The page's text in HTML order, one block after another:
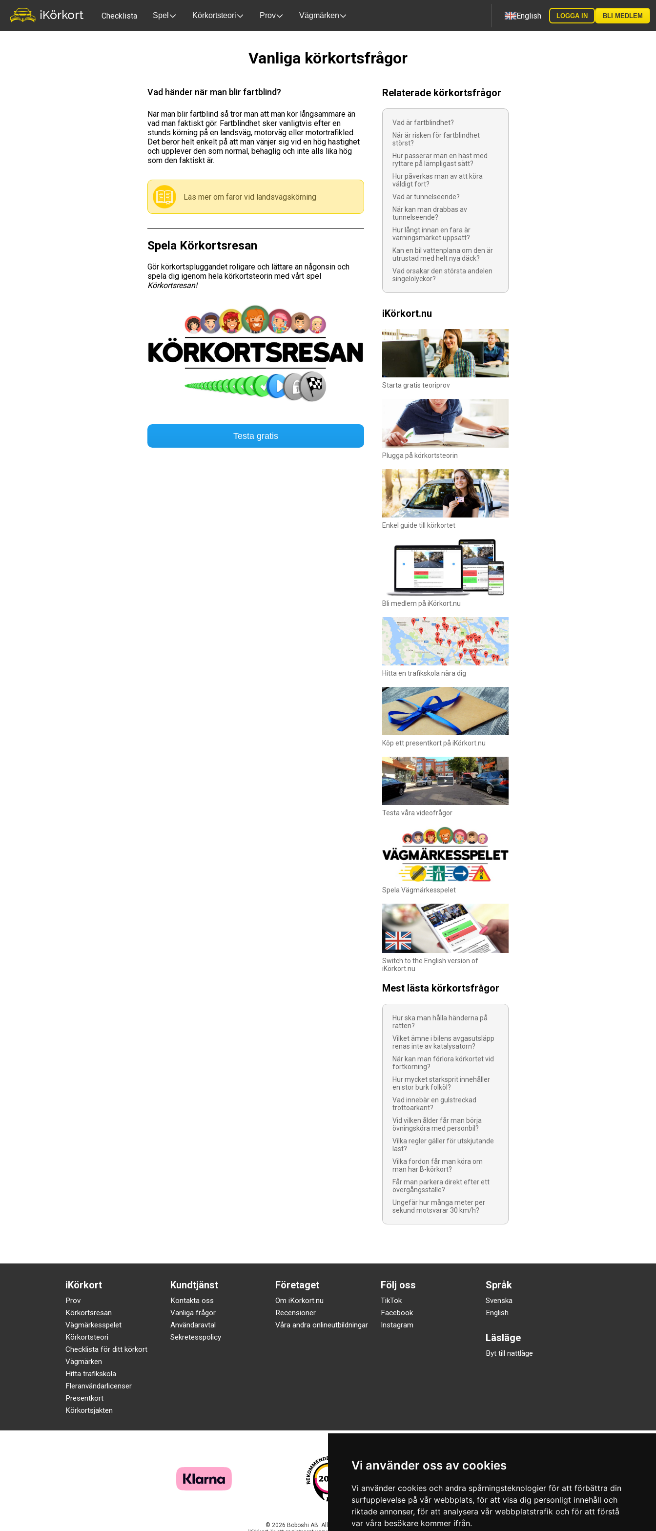
Vi använder oss av cookies
Vi använder cookies och andra spårningsteknologier för att förbättra din
surfupplevelse på vår webbplats, för att visa dig personligt innehåll och
riktade annonser, för att analysera vår webbplatstrafik och för att förstå
var våra besökare kommer ifrån.
iKörkort Checklista Spel Körkortsteori Prov Vägmärken English LOGGA IN BLI MEDLEM
Vanliga körkortsfrågor
Vad händer när man blir fartblind?
När man blir fartblind så tror man att man kör långsammare än
vad man faktiskt gör. Fartblindhet sker vanligtvis efter en
stunds körning på en landsväg, motorväg eller motortrafikled.
Det beror helt enkelt på att man vänjer sig vid en hög hastighet
och upplever den som normal, behaglig och inte alls lika hög
som den faktiskt är.
Läs mer om faror vid landsvägskörning
Spela Körkortsresan
Gör körkortspluggandet roligare och lättare än någonsin och
spela dig igenom hela körkortsteorin med vårt spel
Körkortsresan!
Testa gratis
Relaterade körkortsfrågor
Vad är fartblindhet?
När är risken för fartblindhet
störst?
Hur passerar man en häst med
ryttare på lämpligast sätt?
Hur påverkas man av att köra
väldigt fort?
Vad är tunnelseende?
När kan man drabbas av
tunnelseende?
Hur långt innan en fara är
varningsmärket uppsatt?
Kan en bil vattenplana om den är
utrustad med helt nya däck?
Vad orsakar den största andelen
singelolyckor?
iKörkort.nu
Starta gratis teoriprov
Plugga på körkortsteorin
Enkel guide till körkortet
Bli medlem på iKörkort.nu
Hitta en trafikskola nära dig
Köp ett presentkort på iKörkort.nu
Testa våra videofrågor
Spela Vägmärkesspelet
Switch to the English version of
iKörkort.nu
Mest lästa körkortsfrågor
Hur ska man hålla händerna på
ratten?
Vilket ämne i bilens avgasutsläpp
renas inte av katalysatorn?
När kan man förlora körkortet vid
fortkörning?
Hur mycket starksprit innehåller
en stor burk folköl?
Vad innebär en gulstreckad
trottoarkant?
Vid vilken ålder får man börja
övningsköra med personbil?
Vilka regler gäller för utskjutande
last?
Vilka fordon får man köra om
man har B-körkort?
Får man parkera direkt efter ett
övergångsställe?
Ungefär hur många meter per
sekund motsvarar 30 km/h?
iKörkort
Prov
Körkortsresan
Vägmärkesspelet
Körkortsteori
Checklista för ditt körkort
Vägmärken
Hitta trafikskola
Fleranvändarlicenser
Presentkort
Körkortsjakten
Kundtjänst
Kontakta oss
Vanliga frågor
Användaravtal
Sekretesspolicy
Företaget
Om iKörkort.nu
Recensioner
Våra andra onlineutbildningar
Följ oss
TikTok
Facebook
Instagram
Språk
Svenska
English
Läsläge
Byt till nattläge
© 2026 Boboshi AB. Alla rättigheter förbehålls.